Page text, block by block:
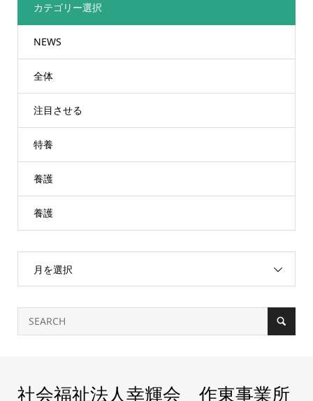
カテゴリー選択
NEWS
全体
注目させる
特養
養護
養護
月を選択
社会福祉法人幸輝会 作東事業所